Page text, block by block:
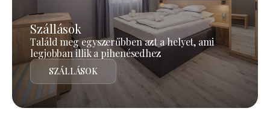
Szállások
Találd meg egyszerűbben azt a helyet, ami
legjobban illik a pihenésedhez
SZÁLLÁSOK